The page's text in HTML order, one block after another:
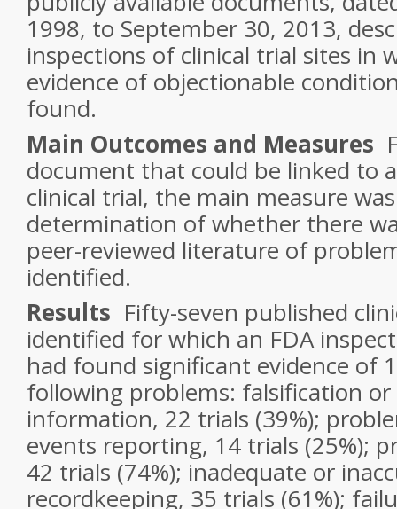
1998, to September 30, 2013,
inspections of clinical trial sites in
evidence of objectionable
found.
Main Outcomes and Measures
document that could be linked to
clinical trial, the main measure
determination of whether there
peer-reviewed literature of
identified.
Results Fifty-seven published
identified for which an FDA
had found significant evidence of
following problems: falsification
information, 22 trials (39%);
events reporting, 14 trials (25%);
42 trials (74%); inadequate or
recordkeeping, 35 trials (61%);